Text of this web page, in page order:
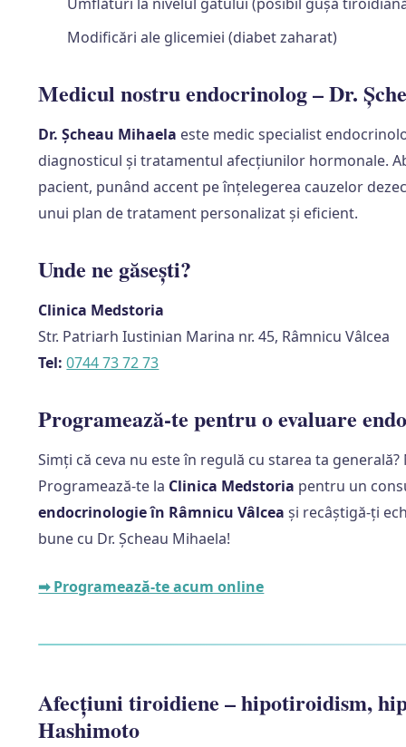
Modificări ale glicemiei (diabet zaharat)
Medicul nostru endocrinolog – Dr.
Dr. Șcheau Mihaela este medic specialist
diagnosticul și tratamentul afecțiunilor hormonale.
pacient, punând accent pe înțelegerea cauzelor
unui plan de tratament personalizat și eficient.
Unde ne găsești?
Clinica Medstoria
Str. Patriarh Iustinian Marina nr. 45, Râmnicu Vâlcea
Tel: 0744 73 72 73
Programează-te pentru o evaluare
Simți că ceva nu este în regulă cu starea ta
Programează-te la Clinica Medstoria pentru un
endocrinologie în Râmnicu Vâlcea și recâștigă-ți
bune cu Dr. Șcheau Mihaela!
➡ Programează-te acum online
Afecțiuni tiroidiene – hipotiroidism,
Hashimoto